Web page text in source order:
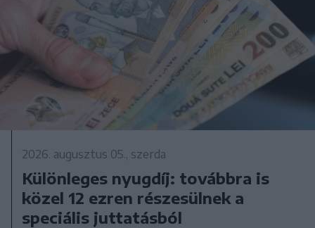
2026. augusztus 05., szerda
Különleges nyugdíj: továbbra is
közel 12 ezren részesülnek a
speciális juttatásból